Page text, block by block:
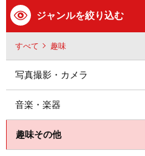
ジャンルを絞り込む
すべて 趣味
写真撮影・カメラ
音楽・楽器
趣味その他